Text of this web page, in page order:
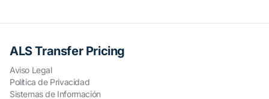
ALS Transfer Pricing
Aviso Legal
Política de Privacidad
Sistemas de Información